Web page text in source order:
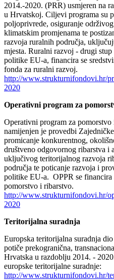
2014.-2020. (PRR) usmjeren na
u Hrvatskoj. Ciljevi programa su
poljoprivrede, osiguranje
klimatskim promjenama te
razvoja ruralnih područja,
mjesta. Ruralni razvoj - drugi
politike EU-a, financira se
fonda za ruralni razvoj.
http://www.strukturnifondovi.hr/
2020
Operativni program za
Operativni program za
namijenjen je provedbi
promicanje konkurentnog,
društveno odgovornog ribarstva i
uključivog teritorijalnog razvoja
područja te poticanje razvoja i
politike EU-a. OPPR se financira
pomorstvo i ribarstvo.
http://www.strukturnifondovi.hr/
2020
Teritorijalna suradnja
Europska teritorijalna suradnja
potiče prekogranična,
Hrvatska u razdoblju 2014. -
europske teritorijalne suradnje:
http://www.strukturnifondovi.hr/